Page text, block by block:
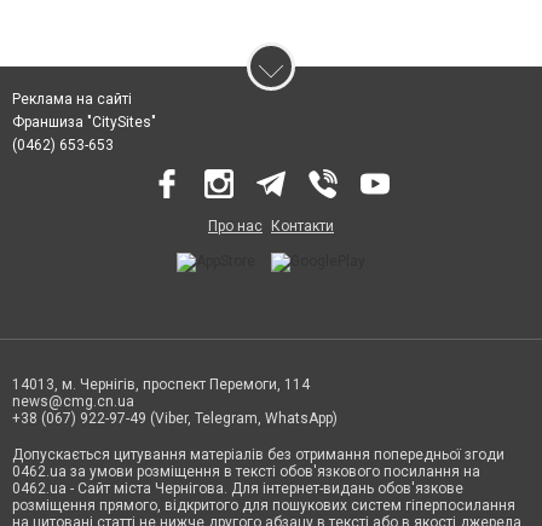
Реклама на сайті
Франшиза "CitySites"
(0462) 653-653
Про нас Контакти
14013, м. Чернігів, проспект Перемоги, 114
news@cmg.cn.ua
+38 (067) 922-97-49 (Viber, Telegram, WhatsApp)
Допускається цитування матеріалів без отримання попередньої згоди
0462.ua за умови розміщення в тексті обов'язкового посилання на
0462.ua - Сайт міста Чернігова. Для інтернет-видань обов'язкове
розміщення прямого, відкритого для пошукових систем гіперпосилання
на цитовані статті не нижче другого абзацу в тексті або в якості джерела.